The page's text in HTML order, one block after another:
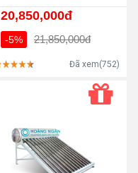
20,850,000đ
-5% 21,850,000đ
Đã xem(752)